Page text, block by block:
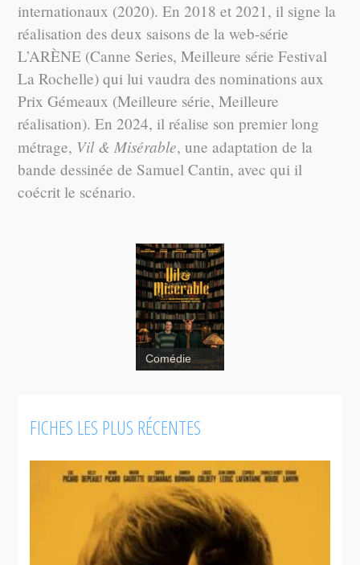
internationaux (2020). En 2018 et 2021, il signe la
réalisation des deux saisons de la web-série
L’ARÈNE (Canne Series, Meilleure série Festival
La Rochelle) qui lui vaudra des nominations aux
Prix Gémeaux (Meilleure série, Meilleure
réalisation). En 2024, il réalise son premier long
métrage, Vil & Misérable, une adaptation de la
bande dessinée de Samuel Cantin, avec qui il
coécrit le scénario.
Comédie
FICHES LES PLUS RÉCENTES